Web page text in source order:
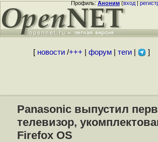
Профиль:Аноним(вход|
[ новости/+++ форум| теги| ]
Panasonic выпустил
телевизор,
Firefox OS